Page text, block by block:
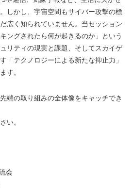
しかし、宇宙空間もサイバー攻撃の標
広く知られていません。当セッション
ングされたら何が起きるのか」という
リティの現実と課題、そしてスカイゲ
「テクノロジーによる新たな抑止力」
す。
端の取り組みの全体像をキャッチでき
い。
会